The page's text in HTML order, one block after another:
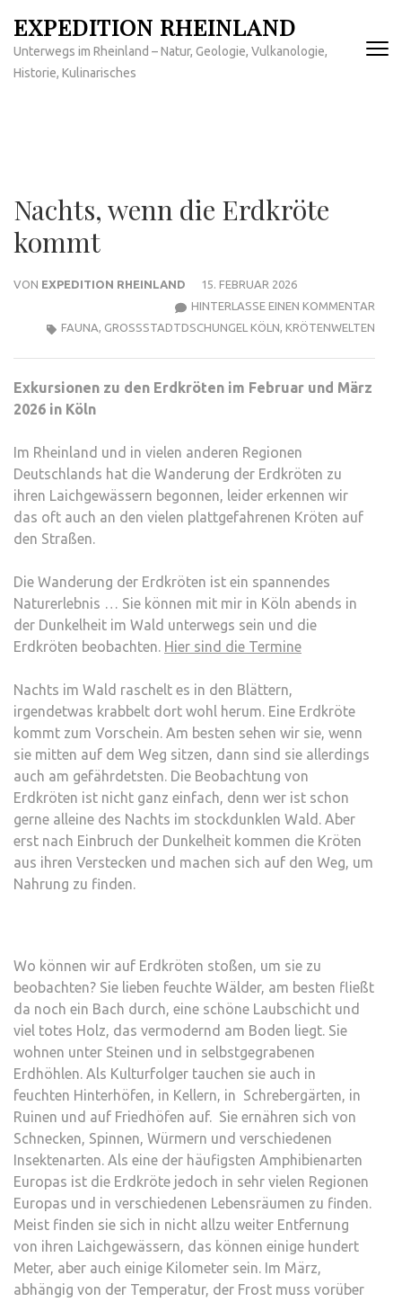
Inhalt
springen
(Enter
EXPEDITION RHEINLAND
Unterwegs im Rheinland – Natur, Geologie, Vulkanologie,
Historie, Kulinarisches
Nachts, wenn die Erdkröte
kommt
VON EXPEDITION RHEINLAND
15. FEBRUAR 2026
HINTERLASSE EINEN KOMMENTAR
FAUNA, GROSSSTADTDSCHUNGEL KÖLN , KRÖTENWELTEN
Exkursionen zu den Erdkröten im Februar und März
2026 in Köln
Im Rheinland und in vielen anderen Regionen
Deutschlands hat die Wanderung der Erdkröten zu
ihren Laichgewässern begonnen, leider erkennen wir
das oft auch an den vielen plattgefahrenen Kröten auf
den Straßen.
Die Wanderung der Erdkröten ist ein spannendes
Naturerlebnis … Sie können mit mir in Köln abends in
der Dunkelheit im Wald unterwegs sein und die
Erdkröten beobachten. Hier sind die Termine
Nachts im Wald raschelt es in den Blättern,
irgendetwas krabbelt dort wohl herum. Eine Erdkröte
kommt zum Vorschein. Am besten sehen wir sie, wenn
sie mitten auf dem Weg sitzen, dann sind sie allerdings
auch am gefährdetsten. Die Beobachtung von
Erdkröten ist nicht ganz einfach, denn wer ist schon
gerne alleine des Nachts im stockdunklen Wald. Aber
erst nach Einbruch der Dunkelheit kommen die Kröten
aus ihren Verstecken und machen sich auf den Weg, um
Nahrung zu finden.
Wo können wir auf Erdkröten stoßen, um sie zu
beobachten? Sie lieben feuchte Wälder, am besten fließt
da noch ein Bach durch, eine schöne Laubschicht und
viel totes Holz, das vermodernd am Boden liegt. Sie
wohnen unter Steinen und in selbstgegrabenen
Erdhöhlen. Als Kulturfolger tauchen sie auch in
feuchten Hinterhöfen, in Kellern, in Schrebergärten, in
Ruinen und auf Friedhöfen auf. Sie ernähren sich von
Schnecken, Spinnen, Würmern und verschiedenen
Insektenarten. Als eine der häufigsten Amphibienarten
Europas ist die Erdkröte jedoch in sehr vielen Regionen
Europas und in verschiedenen Lebensräumen zu finden.
Meist finden sie sich in nicht allzu weiter Entfernung
von ihren Laichgewässern, das können einige hundert
Meter, aber auch einige Kilometer sein. Im März,
abhängig von der Temperatur, der Frost muss vorüber